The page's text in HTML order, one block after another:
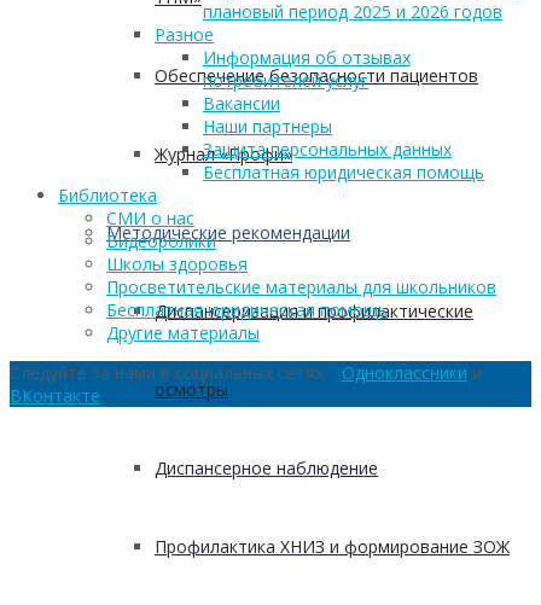
Обеспечение безопасности пациентов
Журнал «Профи»
Методические рекомендации
Диспансеризация и профилактические
осмотры
Диспансерное наблюдение
Профилактика ХНИЗ и формирование ЗОЖ
плановый период 2025 и 2026 годов
Разное
Информация об отзывах
потребителей услуг
Вакансии
Наши партнеры
Защита персональных данных
Бесплатная юридическая помощь
Библиотека
СМИ о нас
Видеоролики
Школы здоровья
Просветительские материалы для школьников
Бесплатная юридическая помощь
Другие материалы
Следуйте за нами в социальных сетях: Одноклассники и
ВКонтакте